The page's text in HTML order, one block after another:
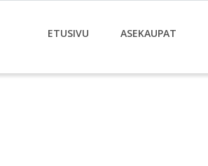
ETUSIVU ASEKAUPAT